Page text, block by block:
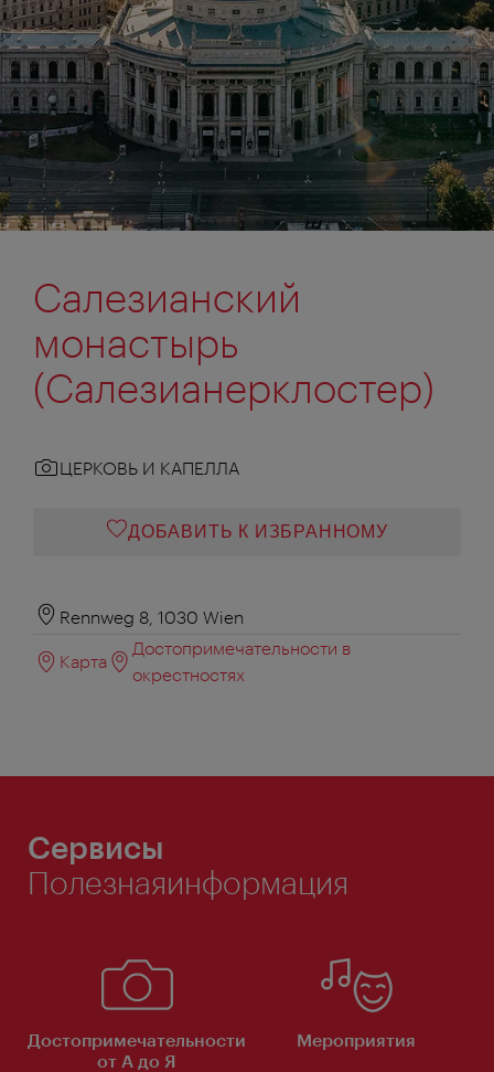
Салезианский
монастырь
(Салезианерклостер)
ЦЕРКОВЬ И КАПЕЛЛА
ДОБАВИТЬ К ИЗБРАННОМУ
Rennweg 8, 1030 Wien
Карта
Достопримечательности в
окрестностях
Сервисы
Полезнаяинформация
Достопримечательности
от А до Я
Мероприятия